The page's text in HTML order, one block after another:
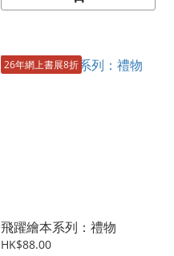
26年網上書展8折
飛躍繪本系列：禮物
HK$88.00